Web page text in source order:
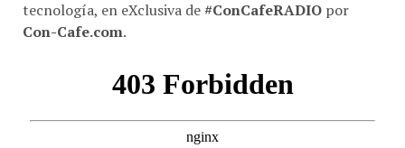
Con-Cafe.com.